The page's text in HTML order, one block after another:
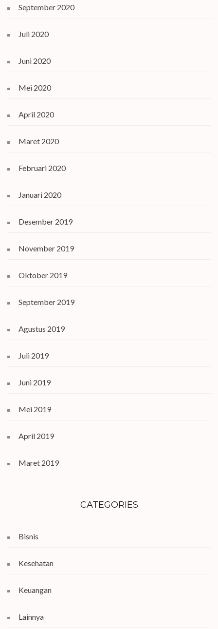
September 2020
Juli 2020
Juni 2020
Mei 2020
April 2020
Maret 2020
Februari 2020
Januari 2020
Desember 2019
November 2019
Oktober 2019
September 2019
Agustus 2019
Juli 2019
Juni 2019
Mei 2019
April 2019
Maret 2019
CATEGORIES
Bisnis
Kesehatan
Keuangan
Lainnya